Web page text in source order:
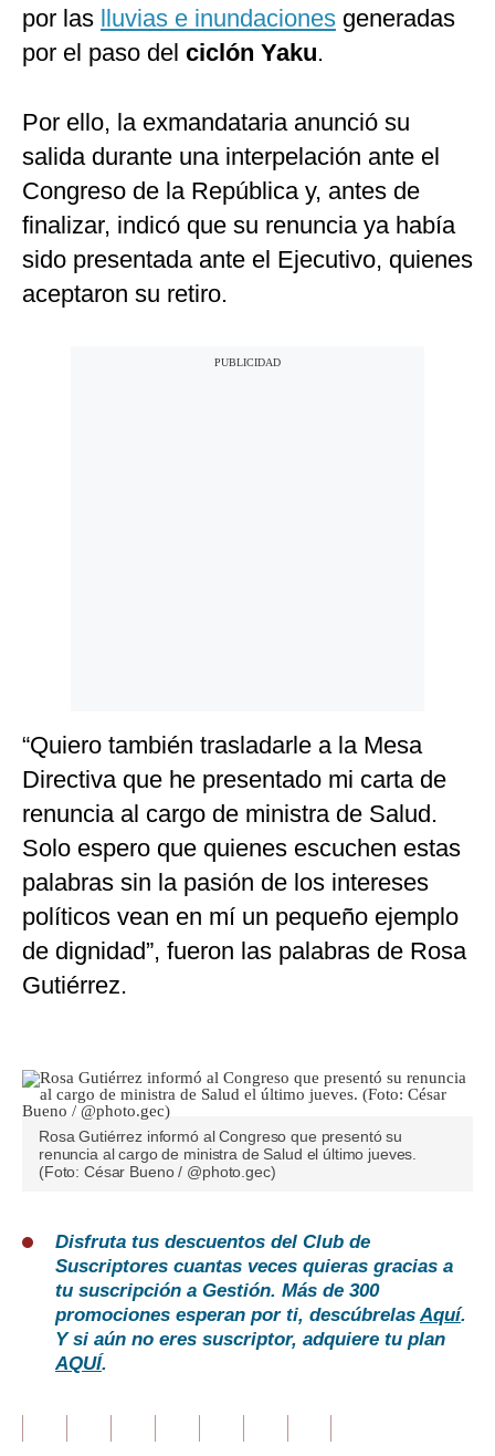
por las lluvias e inundaciones generadas
por el paso del ciclón Yaku.
Por ello, la exmandataria anunció su
salida durante una interpelación ante el
Congreso de la República y, antes de
finalizar, indicó que su renuncia ya había
sido presentada ante el Ejecutivo, quienes
aceptaron su retiro.
“Quiero también trasladarle a la Mesa
Directiva que he presentado mi carta de
renuncia al cargo de ministra de Salud.
Solo espero que quienes escuchen estas
palabras sin la pasión de los intereses
políticos vean en mí un pequeño ejemplo
de dignidad”, fueron las palabras de Rosa
Gutiérrez.
Rosa Gutiérrez informó al Congreso que presentó su
renuncia al cargo de ministra de Salud el último jueves.
(Foto: César Bueno / @photo.gec)
Disfruta tus descuentos del Club de
Suscriptores cuantas veces quieras gracias a
tu suscripción a Gestión. Más de 300
promociones esperan por ti, descúbrelasAquí.
Y si aún no eres suscriptor, adquiere tu plan
AQUÍ.